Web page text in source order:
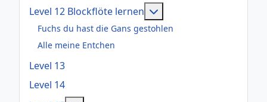
Level 12 Blockflöte lernen
Fuchs du hast die Gans gestohlen
Alle meine Entchen
Level 13
Level 14